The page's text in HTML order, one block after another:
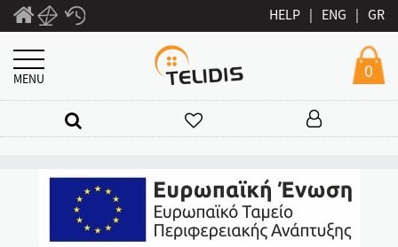
HELP | ENG | GR
MENU 0